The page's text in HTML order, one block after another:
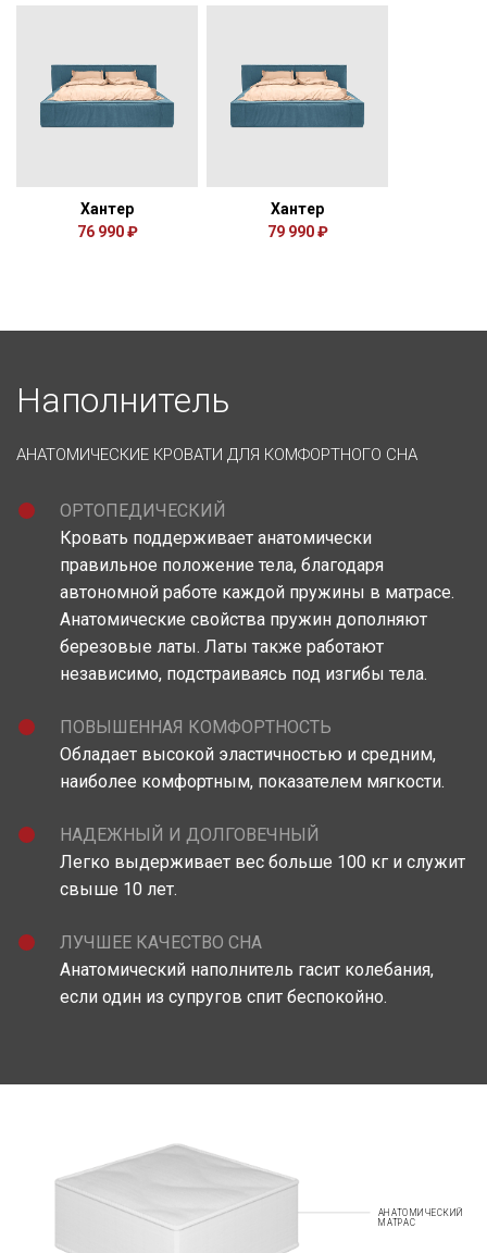
Хантер
76 990 ₽
Хантер
79 990 ₽
Наполнитель
АНАТОМИЧЕСКИЕ КРОВАТИ ДЛЯ КОМФОРТНОГО СНА
ОРТОПЕДИЧЕСКИЙ
Кровать поддерживает анатомически
правильное положение тела, благодаря
автономной работе каждой пружины в матрасе.
Анатомические свойства пружин дополняют
березовые латы. Латы также работают
независимо, подстраиваясь под изгибы тела.
ПОВЫШЕННАЯ КОМФОРТНОСТЬ
Обладает высокой эластичностью и средним,
наиболее комфортным, показателем мягкости.
НАДЕЖНЫЙ И ДОЛГОВЕЧНЫЙ
Легко выдерживает вес больше 100 кг и служит
свыше 10 лет.
ЛУЧШЕЕ КАЧЕСТВО СНА
Анатомический наполнитель гасит колебания,
если один из супругов спит беспокойно.
АНАТОМИЧЕСКИЙ
МАТРАС